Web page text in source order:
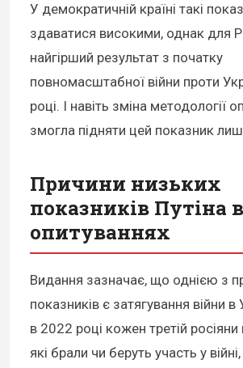
У демократичній країні такі
здаватися високими, однак для
найгірший результат з початку
повномасштабної війни проти
році. І навіть зміна методології
змогла підняти цей показник
Причини низьких
показників Путіна в
опитуваннях
Видання зазначає, що однією з
показників є затягування війни в
в 2022 році кожен третій
які брали чи беруть участь у